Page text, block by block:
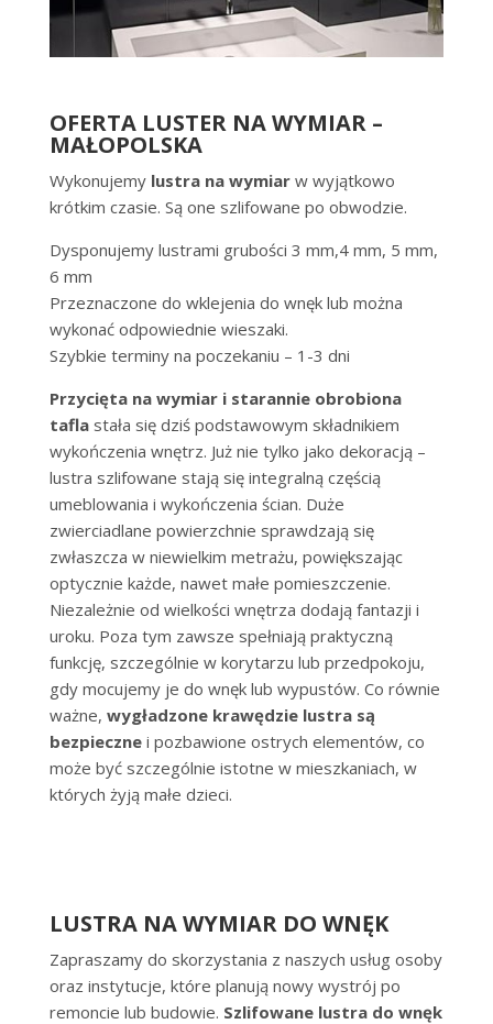
OFERTA LUSTER NA WYMIAR –
MAŁOPOLSKA
Wykonujemy lustra na wymiarw wyjątkowo
krótkim czasie. Są one szlifowane po obwodzie.
Dysponujemy lustrami grubości 3 mm,4 mm, 5 mm,
6 mm
Przeznaczone do wklejenia do wnęk lub można
wykonać odpowiednie wieszaki.
Szybkie terminy na poczekaniu – 1-3 dni
Przycięta na wymiar i starannie obrobiona
taflastała się dziś podstawowym składnikiem
wykończenia wnętrz. Już nie tylko jako dekoracją –
lustra szlifowane stają się integralną częścią
umeblowania i wykończenia ścian. Duże
zwierciadlane powierzchnie sprawdzają się
zwłaszcza w niewielkim metrażu, powiększając
optycznie każde, nawet małe pomieszczenie.
Niezależnie od wielkości wnętrza dodają fantazji i
uroku. Poza tym zawsze spełniają praktyczną
funkcję, szczególnie w korytarzu lub przedpokoju,
gdy mocujemy je do wnęk lub wypustów. Co równie
ważne, wygładzone krawędzie lustra są
bezpiecznei pozbawione ostrych elementów, co
może być szczególnie istotne w mieszkaniach, w
których żyją małe dzieci.
LUSTRA NA WYMIAR DO WNĘK
Zapraszamy do skorzystania z naszych usług osoby
oraz instytucje, które planują nowy wystrój po
remoncie lub budowie. Szlifowane lustra do wnęk